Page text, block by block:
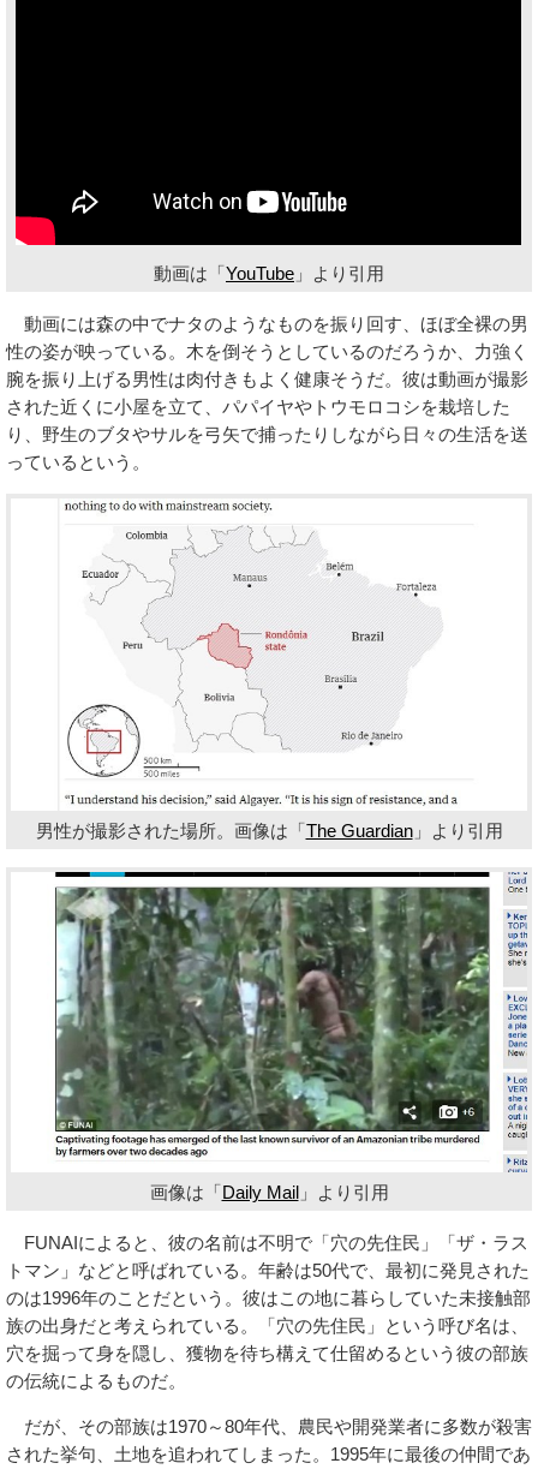
動画は「YouTube 」より引用
動画には森の中でナタのようなものを振り回す、ほぼ全裸の男
性の姿が映っている。木を倒そうとしているのだろうか、力強く
腕を振り上げる男性は肉付きもよく健康そうだ。彼は動画が撮影
された近くに小屋を立て、パパイヤやトウモロコシを栽培した
り、野生のブタやサルを弓矢で捕ったりしながら日々の生活を送
っているという。
男性が撮影された場所。画像は「The Guardian」より引用
画像は「Daily Mail」より引用
FUNAIによると、彼の名前は不明で「穴の先住民」「ザ・ラス
トマン」などと呼ばれている。年齢は50代で、最初に発見された
のは1996年のことだという。彼はこの地に暮らしていた未接触部
族の出身だと考えられている。「穴の先住民」という呼び名は、
穴を掘って身を隠し、獲物を待ち構えて仕留めるという彼の部族
の伝統によるものだ。
だが、その部族は1970～80年代、農民や開発業者に多数が殺害
された挙句、土地を追われてしまった。1995年に最後の仲間であ